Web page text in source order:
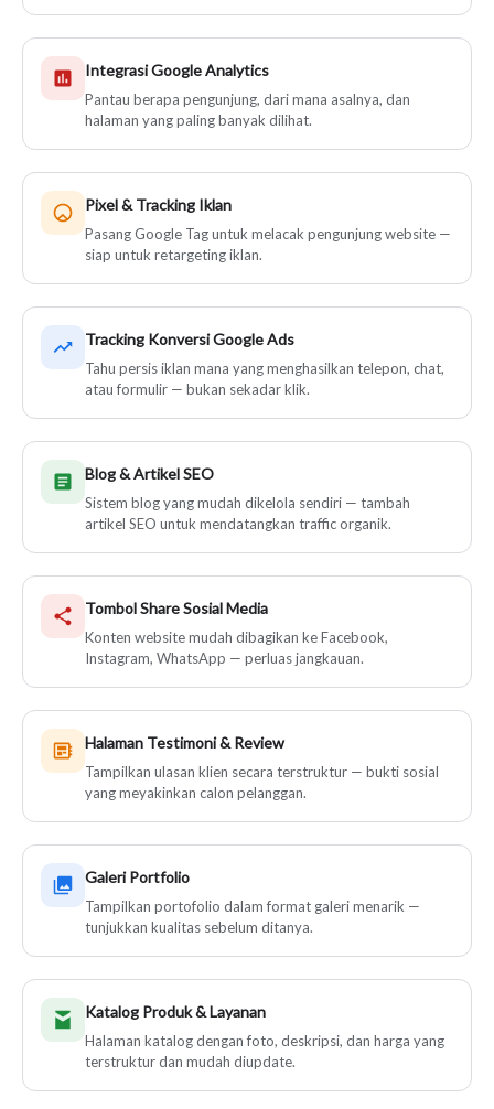
Integrasi Google Analytics
Pantau berapa pengunjung, dari mana asalnya, dan
halaman yang paling banyak dilihat.
Pixel & Tracking Iklan
Pasang Google Tag untuk melacak pengunjung website —
siap untuk retargeting iklan.
Tracking Konversi Google Ads
Tahu persis iklan mana yang menghasilkan telepon, chat,
atau formulir — bukan sekadar klik.
Blog & Artikel SEO
Sistem blog yang mudah dikelola sendiri — tambah
artikel SEO untuk mendatangkan traffic organik.
Tombol Share Sosial Media
Konten website mudah dibagikan ke Facebook,
Instagram, WhatsApp — perluas jangkauan.
Halaman Testimoni & Review
Tampilkan ulasan klien secara terstruktur — bukti sosial
yang meyakinkan calon pelanggan.
Galeri Portfolio
Tampilkan portofolio dalam format galeri menarik —
tunjukkan kualitas sebelum ditanya.
Katalog Produk & Layanan
Halaman katalog dengan foto, deskripsi, dan harga yang
terstruktur dan mudah diupdate.